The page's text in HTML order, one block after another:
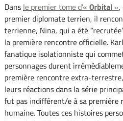
Dans le premier tome d'« Orbital»,
premier diplomate terrien, il
terrienne, Nina, qui a été
la première rencontre officielle.
fanatique isolationniste qui
personnages durent
première rencontre extra-
leurs réactions dans la série
fut pas indifférent/e à sa première
humaine. Toutes ces histoires